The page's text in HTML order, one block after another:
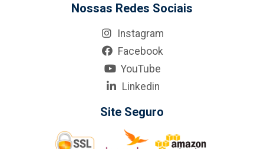
Nossas Redes Sociais
Instagram
Facebook
YouTube
Linkedin
Site Seguro